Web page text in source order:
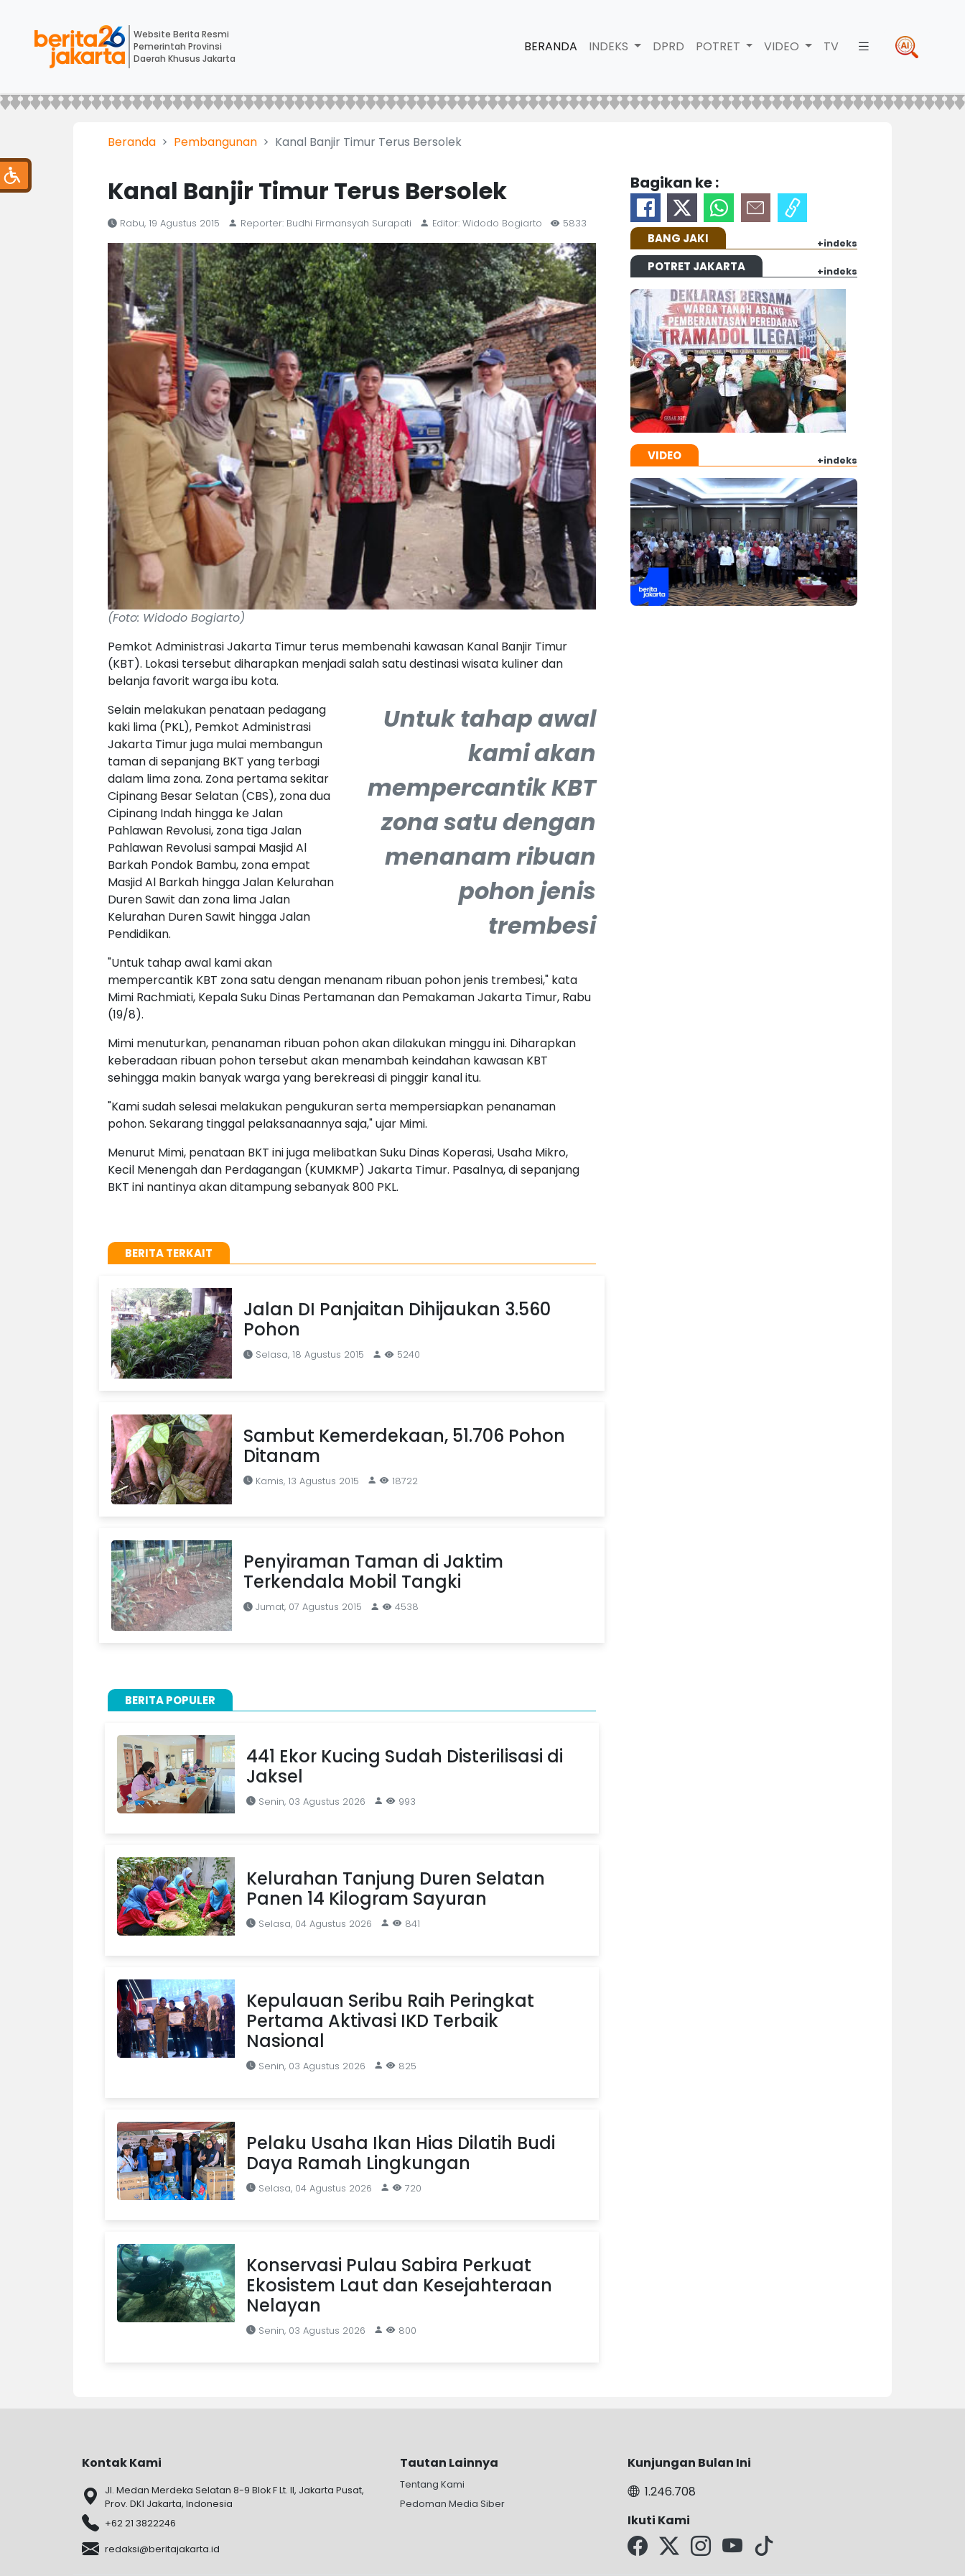
Website Berita Resmi
Pemerintah Provinsi
Daerah Khusus Jakarta
BERANDA INDEKS DPRD POTRET VIDEO TV
Beranda Pembangunan Kanal Banjir Timur Terus Bersolek
Kanal Banjir Timur Terus Bersolek
Rabu, 19 Agustus 2015 Reporter: Budhi Firmansyah Surapati Editor: Widodo Bogiarto 5833
(Foto: Widodo Bogiarto)
Pemkot Administrasi Jakarta Timur terus membenahi kawasan Kanal Banjir Timur
(KBT). Lokasi tersebut diharapkan menjadi salah satu destinasi wisata kuliner dan
belanja favorit warga ibu kota.
Untuk tahap awal
kami akan
mempercantik KBT
zona satu dengan
menanam ribuan
pohon jenis
trembesi
Selain melakukan penataan pedagang
kaki lima (PKL), Pemkot Administrasi
Jakarta Timur juga mulai membangun
taman di sepanjang BKT yang terbagi
dalam lima zona. Zona pertama sekitar
Cipinang Besar Selatan (CBS), zona dua
Cipinang Indah hingga ke Jalan
Pahlawan Revolusi, zona tiga Jalan
Pahlawan Revolusi sampai Masjid Al
Barkah Pondok Bambu, zona empat
Masjid Al Barkah hingga Jalan Kelurahan
Duren Sawit dan zona lima Jalan
Kelurahan Duren Sawit hingga Jalan
Pendidikan.
"Untuk tahap awal kami akan
mempercantik KBT zona satu dengan menanam ribuan pohon jenis trembesi," kata
Mimi Rachmiati, Kepala Suku Dinas Pertamanan dan Pemakaman Jakarta Timur, Rabu
(19/8).
Mimi menuturkan, penanaman ribuan pohon akan dilakukan minggu ini. Diharapkan
keberadaan ribuan pohon tersebut akan menambah keindahan kawasan KBT
sehingga makin banyak warga yang berekreasi di pinggir kanal itu.
"Kami sudah selesai melakukan pengukuran serta mempersiapkan penanaman
pohon. Sekarang tinggal pelaksanaannya saja," ujar Mimi.
Menurut Mimi, penataan BKT ini juga melibatkan Suku Dinas Koperasi, Usaha Mikro,
Kecil Menengah dan Perdagangan (KUMKMP) Jakarta Timur. Pasalnya, di sepanjang
BKT ini nantinya akan ditampung sebanyak 800 PKL.
BERITA TERKAIT
Jalan DI Panjaitan Dihijaukan 3.560
Pohon
Selasa, 18 Agustus 2015 5240
Sambut Kemerdekaan, 51.706 Pohon
Ditanam
Kamis, 13 Agustus 2015 18722
Penyiraman Taman di Jaktim
Terkendala Mobil Tangki
Jumat, 07 Agustus 2015 4538
BERITA POPULER
441 Ekor Kucing Sudah Disterilisasi di
Jaksel
Senin, 03 Agustus 2026 993
Kelurahan Tanjung Duren Selatan
Panen 14 Kilogram Sayuran
Selasa, 04 Agustus 2026 841
Kepulauan Seribu Raih Peringkat
Pertama Aktivasi IKD Terbaik
Nasional
Senin, 03 Agustus 2026 825
Pelaku Usaha Ikan Hias Dilatih Budi
Daya Ramah Lingkungan
Selasa, 04 Agustus 2026 720
Konservasi Pulau Sabira Perkuat
Ekosistem Laut dan Kesejahteraan
Nelayan
Senin, 03 Agustus 2026 800
Bagikan ke :
BANG JAKI +indeks
POTRET JAKARTA +indeks
VIDEO +indeks
Kontak Kami
Jl. Medan Merdeka Selatan 8-9 Blok F Lt. II, Jakarta Pusat,
Prov. DKI Jakarta, Indonesia
+62 21 3822246
redaksi@beritajakarta.id
Tautan Lainnya
Tentang Kami
Pedoman Media Siber
Kunjungan Bulan Ini
1.246.708
Ikuti Kami